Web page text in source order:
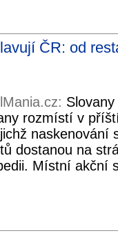
ČR: od
rozmístí v
naskenování
dostanou na
Místní akční